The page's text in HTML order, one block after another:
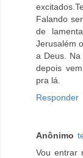
Falando
de
Jerusalém
a Deus.
depois
pra lá.
Responder
Anônimo
Vou entrar